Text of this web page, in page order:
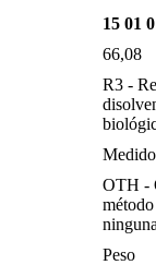
15 01
66,08
R3 -
Medido
OTH -
Peso